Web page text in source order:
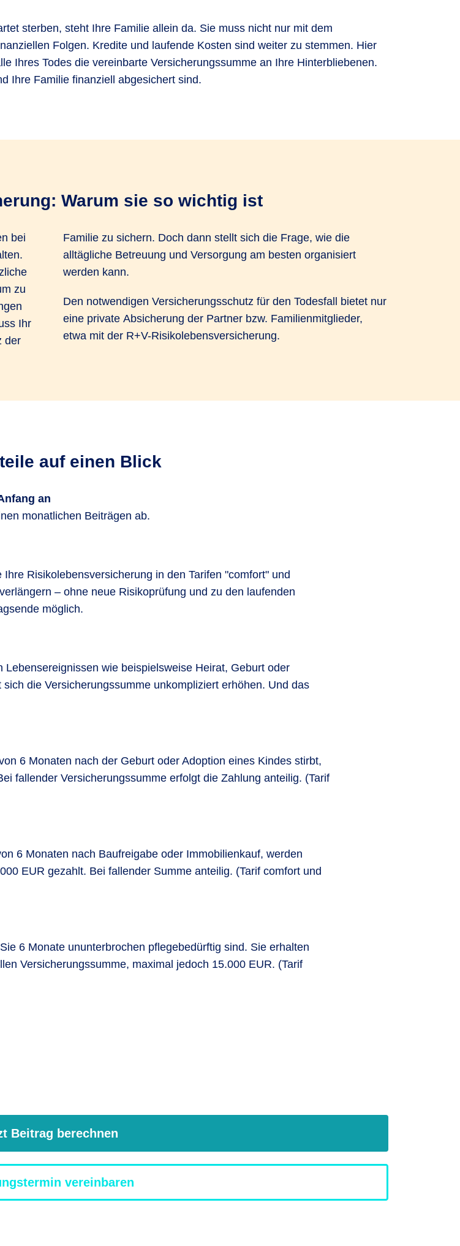
sterben, steht Ihre Familie allein da. Sie muss nicht nur mit dem
Folgen. Kredite und laufende Kosten sind weiter zu stemmen. Hier
Ihres Todes die vereinbarte Versicherungssumme an Ihre Hinterbliebenen.
Ihre Familie finanziell abgesichert sind.
Warum sie so wichtig ist
bei
zu
Ihr
der
die
werden kann.
Den notwendigen Versicherungsschutz für den Todesfall bietet nur
eine private Absicherung der Partner bzw. Familienmitglieder,
etwa mit der R+V-Risikolebensversicherung.
auf einen Blick
an
monatlichen Beiträgen ab.
Risikolebensversicherung in den Tarifen "comfort" und
– ohne neue Risikoprüfung und zu den laufenden
möglich.
wie beispielsweise Heirat, Geburt oder
die Versicherungssumme unkompliziert erhöhen. Und das
6 Monaten nach der Geburt oder Adoption eines Kindes stirbt,
fallender Versicherungssumme erfolgt die Zahlung anteilig. (Tarif
6 Monaten nach Baufreigabe oder Immobilienkauf, werden
EUR gezahlt. Bei fallender Summe anteilig. (Tarif comfort und
6 Monate ununterbrochen pflegebedürftig sind. Sie erhalten
Versicherungssumme, maximal jedoch 15.000 EUR. (Tarif
Beitrag berechnen
vereinbaren